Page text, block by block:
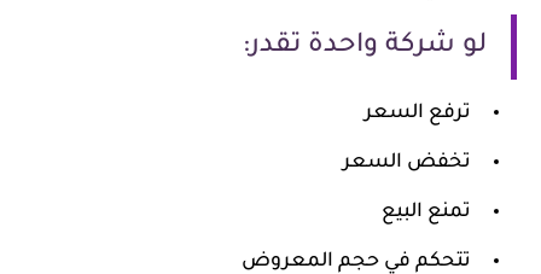
لو شركة واحدة تقدر:
ترفع السعر
تخفض السعر
تمنع البيع
تتحكم في حجم المعروض